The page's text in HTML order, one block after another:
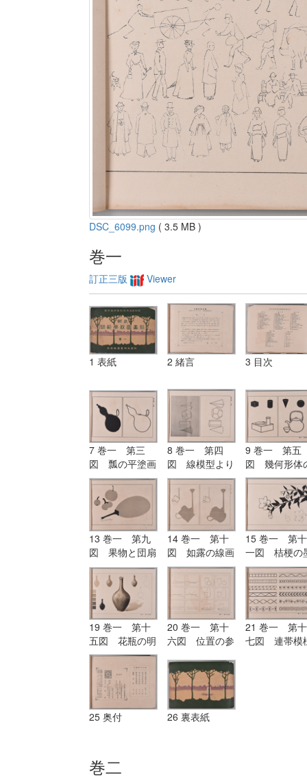
DSC_6099.png ( 3.5 MB )
巻一
訂正三版 Viewer
1 表紙 2 緒言 3 目次
7 巻一 第三
図 瓢の平塗画
及び輪郭画
8 巻一 第四
図 線模型より
描きたる形体
9 巻一 第五
図 幾何形体
応用
13 巻一 第九
図 果物と団扇
との平塗画（二
色の練習）
14 巻一 第十
図 如露の線画
と平塗画
15 巻一 第十
一図 桔梗の
画
19 巻一 第十
五図 花瓶の明
暗及び陰影画
（毛筆練習）
20 巻一 第十
六図 位置の参
21 巻一 第十
七図 連帯模
25 奥付 26 裏表紙
巻二